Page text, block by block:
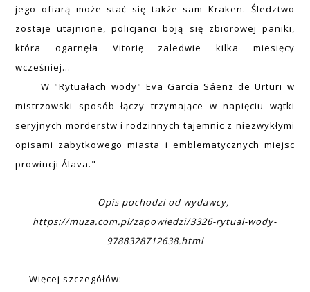
jego ofiarą może stać się także sam Kraken. Śledztwo
zostaje utajnione, policjanci boją się zbiorowej paniki,
która ogarnęła Vitorię zaledwie kilka miesięcy
wcześniej...
W "Rytuałach wody" Eva García Sáenz de Urturi w
mistrzowski sposób łączy trzymające w napięciu wątki
seryjnych morderstw i rodzinnych tajemnic z niezwykłymi
opisami zabytkowego miasta i emblematycznych miejsc
prowincji Álava."
Opis pochodzi od wydawcy,
https://muza.com.pl/zapowiedzi/3326-rytual-wody-
9788328712638.html
Więcej szczegółów: